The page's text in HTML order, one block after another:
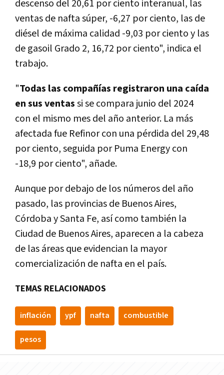
descenso del 20,61 por ciento interanual, las
ventas de nafta súper, -6,27 por ciento, las de
diésel de máxima calidad -9,03 por ciento y las
de gasoil Grado 2, 16,72 por ciento", indica el
trabajo.
"Todas las compañías registraron una caída
en sus ventassi se compara junio del 2024
con el mismo mes del año anterior. La más
afectada fue Refinor con una pérdida del 29,48
por ciento, seguida por Puma Energy con
-18,9 por ciento", añade.
Aunque por debajo de los números del año
pasado, las provincias de Buenos Aires,
Córdoba y Santa Fe, así como también la
Ciudad de Buenos Aires, aparecen a la cabeza
de las áreas que evidencian la mayor
comercialización de nafta en el país.
TEMAS RELACIONADOS
inflación ypf nafta combustible
pesos